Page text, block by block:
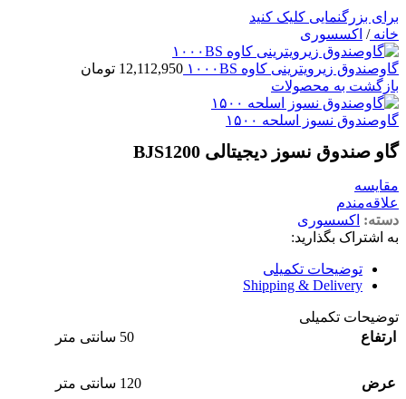
برای بزرگنمایی کلیک کنید
خانه/ اکسسوری
گاوصندوق زیرویترینی کاوه ۱۰۰۰BS 12,112,950 تومان
بازگشت به محصولات
گاوصندوق نسوز اسلحه ۱۵۰۰
گاو صندوق نسوز دیجیتالی BJS1200
مقایسه
علاقه‌مندم
دسته: اکسسوری
به اشتراک بگذارید:
توضیحات تکمیلی
Shipping & Delivery
توضیحات تکمیلی
ارتفاع
50 سانتی متر
عرض 120 سانتی متر